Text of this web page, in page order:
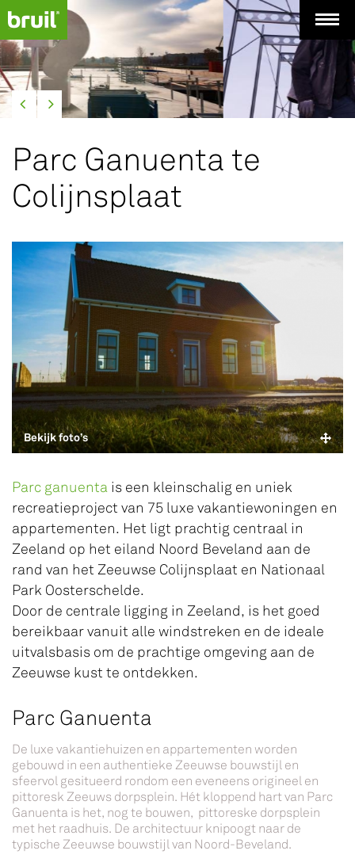
Parc Ganuenta te
Colijnsplaat
Bekijk foto’s
Parc ganuenta is een kleinschalig en uniek
recreatieproject van 75 luxe vakantiewoningen en
appartementen. Het ligt prachtig centraal in
Zeeland op het eiland Noord Beveland aan de
rand van het Zeeuwse Colijnsplaat en Nationaal
Park Oosterschelde.
Door de centrale ligging in Zeeland, is het goed
bereikbaar vanuit alle windstreken en de ideale
uitvalsbasis om de prachtige omgeving aan de
Zeeuwse kust te ontdekken.
Parc Ganuenta
De luxe vakantiehuizen en appartementen worden
gebouwd in een authentieke Zeeuwse bouwstijl en
sfeervol gesitueerd rondom een eveneens origineel en
pittoresk Zeeuws dorpsplein. Hét kloppend hart van Parc
Ganuenta is het, nog te bouwen, pittoreske dorpsplein
met het raadhuis. De architectuur knipoogt naar de
typische Zeeuwse bouwstijl van Noord-Beveland.